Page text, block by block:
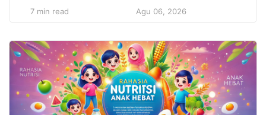
harus bergantung pada elemen-elemen berlebihan.
sekadar tren, tetapi juga mencerminkan filosofi hidup
yang mengutamakan kualitas daripada kuantitas,
serta keberlanjutan dalam setiap pilihan yang dibuat.
[…]
7 min read Agu 06, 2026